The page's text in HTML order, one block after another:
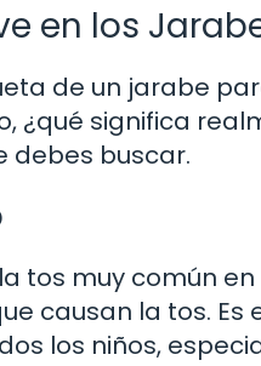
en los
de un jarabe
¿qué significa
debes buscar.
tos muy común
causan la tos.
los niños,